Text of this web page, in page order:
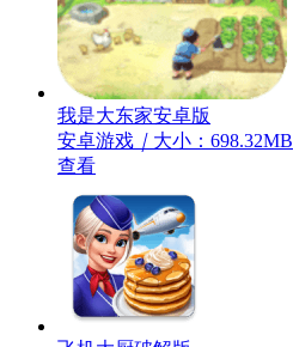
我是大东家安卓版
安卓游戏 ｜ 大小：698.32MB
查看